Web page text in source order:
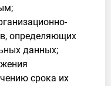
определяющих
данных;
срока их